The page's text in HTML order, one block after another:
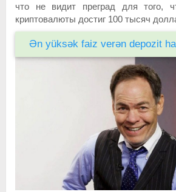
что не видит преград для того,
криптовалюты достиг 100 тысяч
Ən yüksək faiz verən depozit